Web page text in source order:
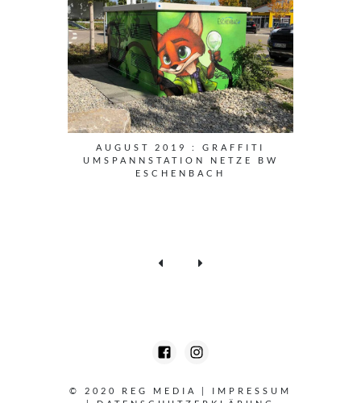
AUGUST 2019 : GRAFFITI
UMSPANNSTATION NETZE BW
ESCHENBACH
© 2020 REG MEDIA |
IMPRESSUM